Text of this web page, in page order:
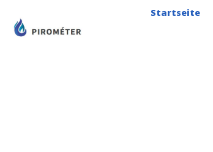
Inhalt
springen
Startseite